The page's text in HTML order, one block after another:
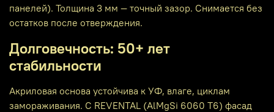
панелей). Толщина 3 мм — точный зазор. Снимается без
остатков после отверждения.
Долговечность: 50+ лет
стабильности
Акриловая основа устойчива к УФ, влаге, циклам
замораживания. С REVENTAL (AlMgSi 6060 T6) фасад